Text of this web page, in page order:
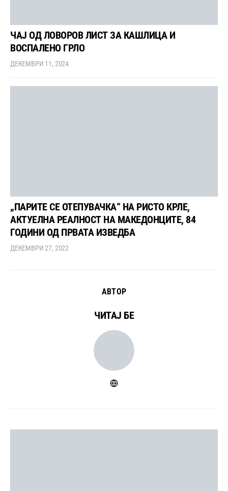
ЧАЈ ОД ЛОВОРОВ ЛИСТ ЗА КАШЛИЦА И
ВОСПАЛЕНО ГРЛО
ДЕКЕМВРИ 11, 2024
„ПАРИТЕ СЕ ОТЕПУВАЧКА“ НА РИСТО КРЛЕ,
АКТУЕЛНА РЕАЛНОСТ НА МАКЕДОНЦИТЕ, 84
ГОДИНИ ОД ПРВАТА ИЗВЕДБА
ДЕКЕМВРИ 27, 2022
АВТОР
ЧИТАЈ БЕ